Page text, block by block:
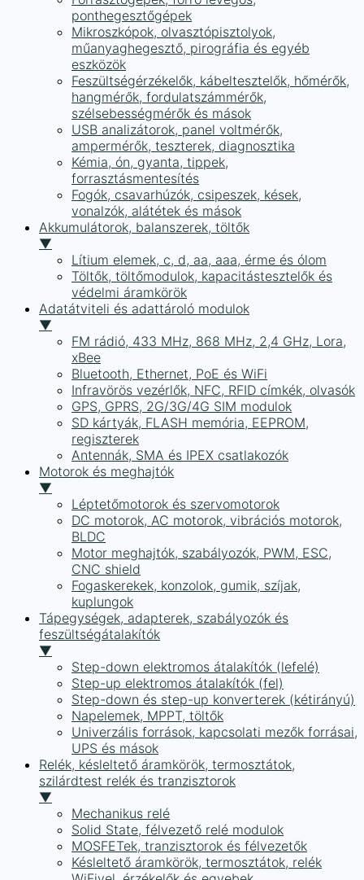
ponthegesztőgépek
Mikroszkópok, olvasztópisztolyok,
műanyaghegesztő, pirográfia és egyéb
eszközök
Feszültségérzékelők, kábeltesztelők, hőmérők,
hangmérők, fordulatszámmérők,
szélsebességmérők és mások
USB analizátorok, panel voltmérők,
ampermérők, teszterek, diagnosztika
Kémia, ón, gyanta, tippek,
forrasztásmentesítés
Fogók, csavarhúzók, csipeszek, kések,
vonalzók, alátétek és mások
Akkumulátorok, balanszerek, töltők
▼
Lítium elemek, c, d, aa, aaa, érme és ólom
Töltők, töltőmodulok, kapacitástesztelők és
védelmi áramkörök
Adatátviteli és adattároló modulok
▼
FM rádió, 433 MHz, 868 MHz, 2,4 GHz, Lora,
xBee
Bluetooth, Ethernet, PoE és WiFi
Infravörös vezérlők, NFC, RFID címkék, olvasók
GPS, GPRS, 2G/3G/4G SIM modulok
SD kártyák, FLASH memória, EEPROM,
regiszterek
Antennák, SMA és IPEX csatlakozók
Motorok és meghajtók
▼
Léptetőmotorok és szervomotorok
DC motorok, AC motorok, vibrációs motorok,
BLDC
Motor meghajtók, szabályozók, PWM, ESC,
CNC shield
Fogaskerekek, konzolok, gumik, szíjak,
kuplungok
Tápegységek, adapterek, szabályozók és
feszültségátalakítók
▼
Step-down elektromos átalakítók (lefelé)
Step-up elektromos átalakítók (fel)
Step-down és step-up konverterek (kétirányú)
Napelemek, MPPT, töltők
Univerzális források, kapcsolati mezők forrásai,
UPS és mások
Relék, késleltető áramkörök, termosztátok,
szilárdtest relék és tranzisztorok
▼
Mechanikus relé
Solid State, félvezető relé modulok
MOSFETek, tranzisztorok és félvezetők
Késleltető áramkörök, termosztátok, relék